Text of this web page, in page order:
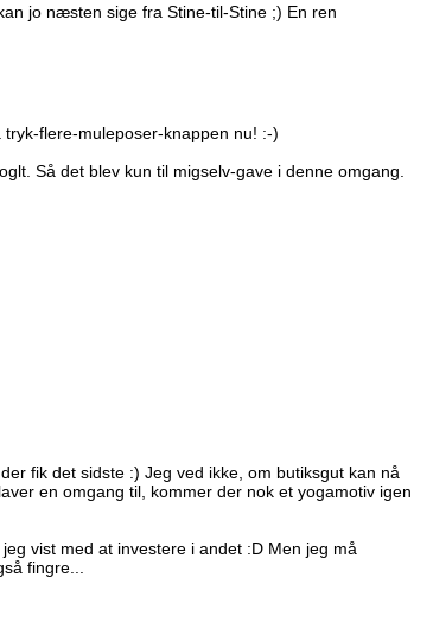
jo næsten sige fra Stine-til-Stine ;) En ren
flere-muleposer-knappen nu! :-)
Så det blev kun til migselv-gave i denne omgang.
fik det sidste :) Jeg ved ikke, om butiksgut kan nå
en omgang til, kommer der nok et yogamotiv igen
vist med at investere i andet :D Men jeg må
fingre...